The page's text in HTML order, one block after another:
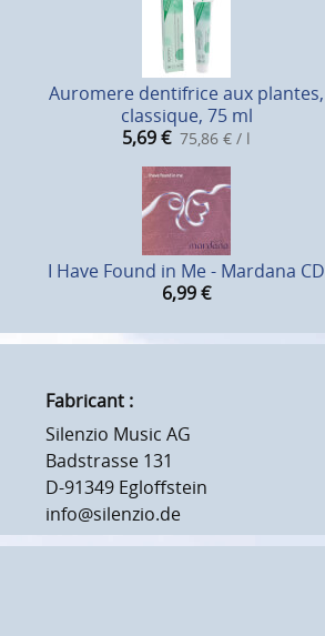
Auromere dentifrice aux plantes,
classique, 75 ml
5,69€ 75,86 € / l
I Have Found in Me - Mardana CD
6,99€
Fabricant :
Silenzio Music AG
Badstrasse 131
D-91349 Egloffstein
info@silenzio.de